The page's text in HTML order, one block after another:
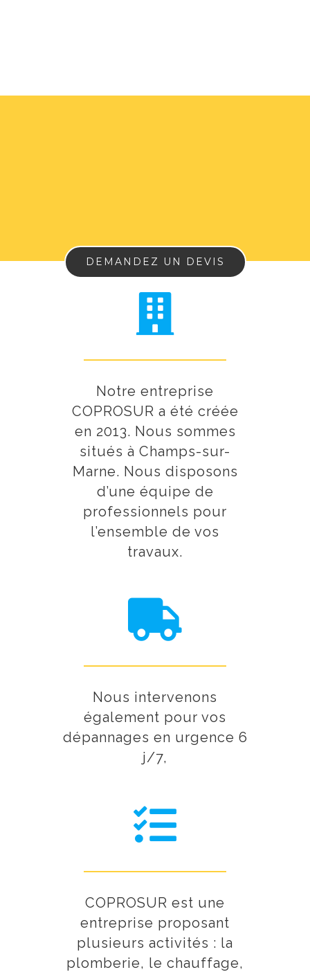
DEMANDEZ UN DEVIS
Notre entreprise
COPROSUR a été créée
en 2013. Nous sommes
situés à Champs-sur-
Marne. Nous disposons
d’une équipe de
professionnels pour
l’ensemble de vos
travaux.
Nous intervenons
également pour vos
dépannages en urgence 6
j/7,
COPROSUR est une
entreprise proposant
plusieurs activités : la
plomberie, le chauffage,